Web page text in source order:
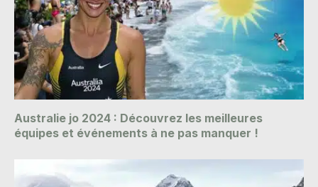
Australie jo 2024 : Découvrez les meilleures
équipes et événements à ne pas manquer !